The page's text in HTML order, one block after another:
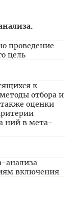
проведение
цель
к
отбора и
оценки
ний в мета-
анализа
включения